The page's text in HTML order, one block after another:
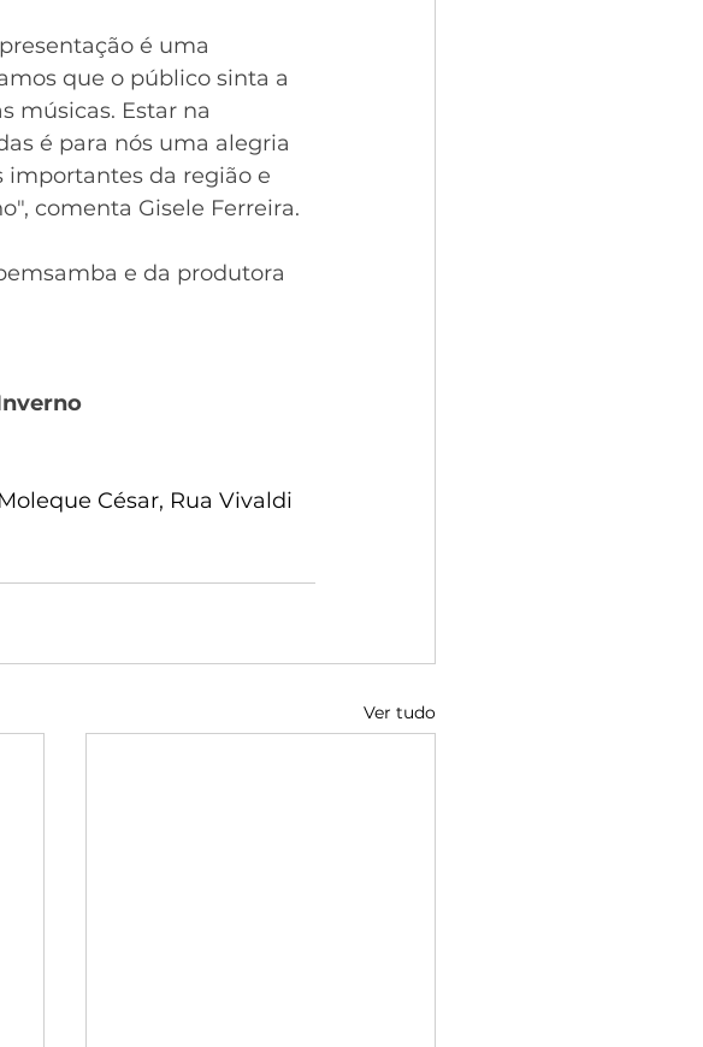
é uma
que o público sinta a
músicas. Estar na
é para nós uma alegria
importantes da região e
comenta Gisele Ferreira.
e da produtora
César, Rua Vivaldi
Ver tudo